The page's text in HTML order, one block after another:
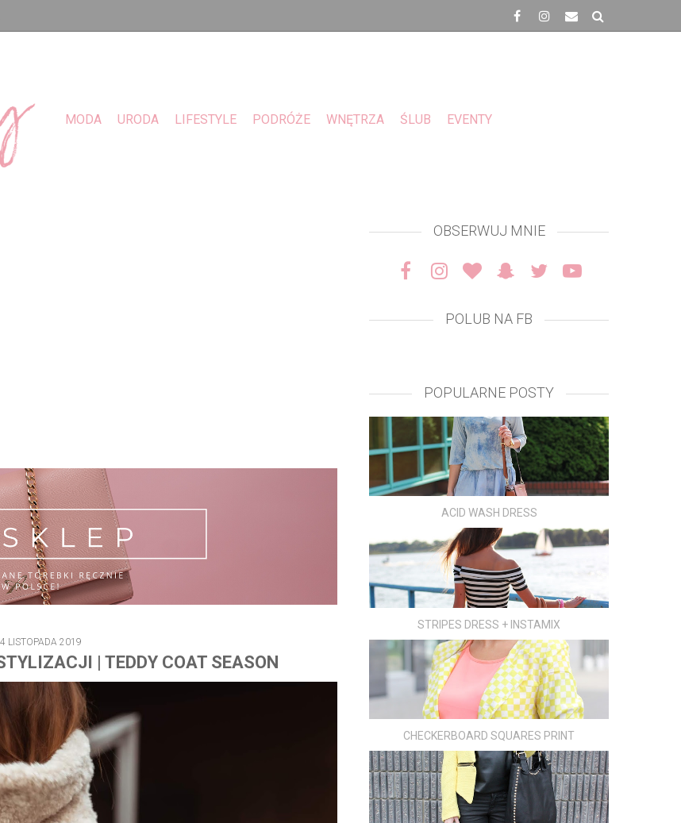
MODA URODA LIFESTYLE PODRÓŻE WNĘTRZA ŚLUB EVENTY
LISTOPADA 2019
| TEDDY COAT SEASON
OBSERWUJ MNIE
POLUB NA FB
POPULARNE POSTY
ACID WASH DRESS
STRIPES DRESS + INSTAMIX
CHECKERBOARD SQUARES PRINT